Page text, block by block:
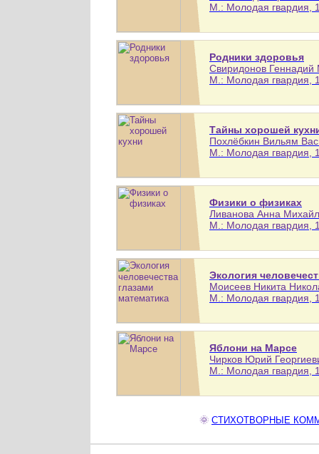
М.: Молодая гвардия,
Родники здоровья
Свиридонов
М.: Молодая гвардия,
Тайны хорошей
Похлёбкин Вильям
М.: Молодая гвардия,
Физики о физиках
Ливанова Анна
М.: Молодая гвардия,
Экология
Моисеев Никита
М.: Молодая гвардия,
Яблони на Марсе
Чирков Юрий
М.: Молодая гвардия,
🌞 СТИХОТВОРНЫЕ